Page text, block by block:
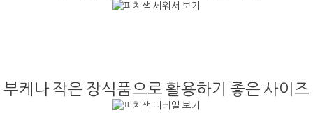
부케나 작은 장식품으로 활용하기 좋은 사이즈